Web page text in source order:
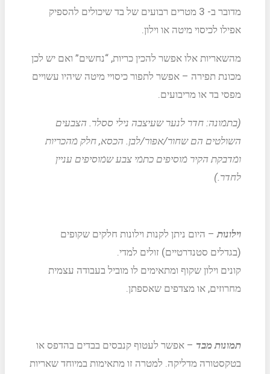
מדובר ב- 3 מטרים רבועים של בד שיכולים להספיק
אפילו לכיסוי מיטה או וילון.
מהשאריות אלו אפשר להכין כריות, “נחשים” ואם יש לכן
מכונת תפירה – אפשר לתפור כיסויי מיטה שיהיו עשויים
מפסי בד או מריבועים.
(בתמונה: חדר לנער שעיצבה נילי ססלר. הצבעים
השולטים הם שחור/אפור/לבן. הכסא, חלק מהכריות
ומדבקת הקיר מוסיפים כתמי צבע שמוסיפים עניין
לחדר.)
וילונות – היום ניתן לקנות וילונות חלקים שקופים
(בגדלים סטנדרטיים) זולים למדי.
קונים וילון שקוף ומתאימים לו מוביל בעבודה עצמית
מחרוזים, או מצדפים שאספתן.
תמונות מבד – אפשר לעטוף קנבסים בבדים בהדפס או
בטקסטורה מדליקה. למטרה זו מתאימות במיוחד שאריות